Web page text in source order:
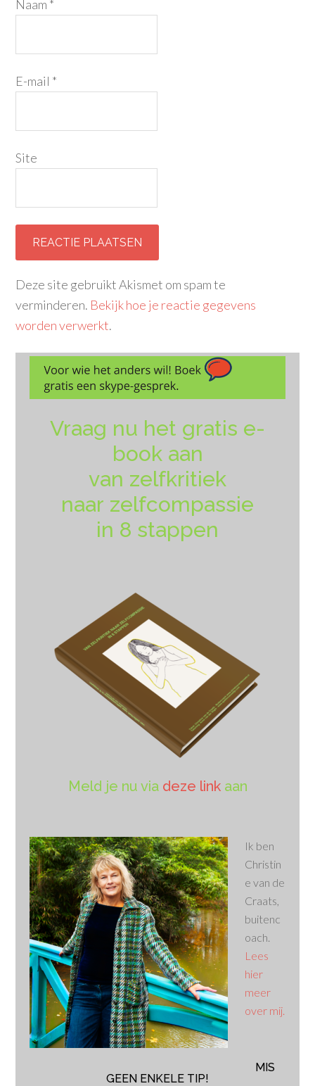
Naam *
E-mail *
Site
Deze site gebruikt Akismet om spam te
verminderen. Bekijk hoe je reactie gegevens
worden verwerkt.
Vraag nu het gratis e-
book aan
van zelfkritiek
naar zelfcompassie
in 8 stappen
Meld je nu via deze linkaan
Ik ben
Christin
e van de
Craats,
buitenc
oach.
Lees
hier
meer
over mij.
MIS
GEEN ENKELE TIP!